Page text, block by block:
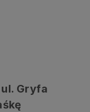
Gryfa